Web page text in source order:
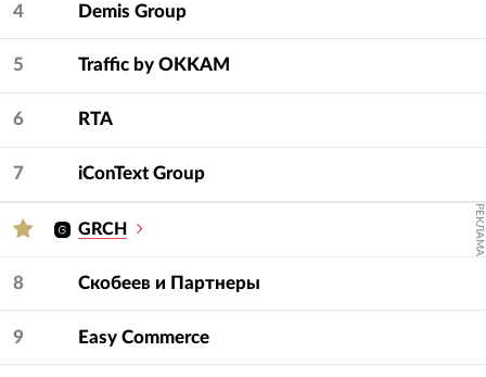
4 Demis Group
5 Traffic by OKKAM
6 RTA
7 iConText Group
GRCH РЕКЛАМА
8 Скобеев и Партнеры
9 Easy Commerce